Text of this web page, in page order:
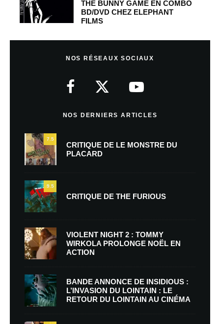
THE BUNNY GAME EN COMBO
BD/DVD CHEZ ELEPHANT
FILMS
NOS RÉSEAUX SOCIAUX
NOS DERNIERS ARTICLES
7.5
CRITIQUE DE LE MONSTRE DU
PLACARD
9.5
CRITIQUE DE THE FURIOUS
VIOLENT NIGHT 2 : TOMMY
WIRKOLA PROLONGE NOËL EN
ACTION
BANDE ANNONCE DE INSIDIOUS :
L’INVASION DU LOINTAIN : LE
RETOUR DU LOINTAIN AU CINÉMA